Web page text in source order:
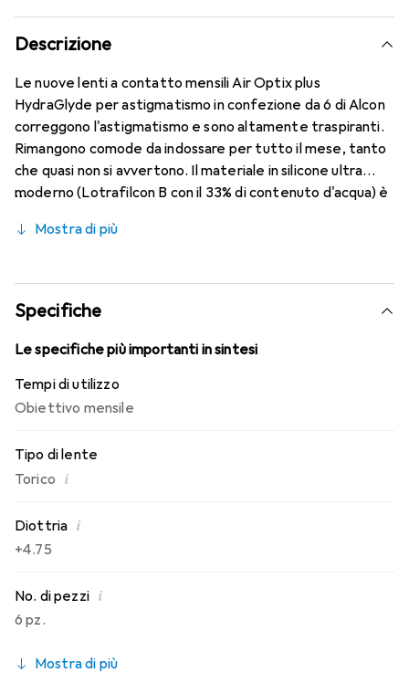
Descrizione
Le nuove lenti a contatto mensili Air Optix plus
HydraGlyde per astigmatismo in confezione da 6 di Alcon
correggono l'astigmatismo e sono altamente traspiranti.
Rimangono comode da indossare per tutto il mese, tanto
che quasi non si avvertono. Il materiale in silicone ultra
moderno (Lotrafilcon B con il 33% di contenuto d'acqua) è
Matrix e la conosciuta tecnologia SmartShield,
conosci. Comfort e assenza di fastidi per tutto il giorno
con queste lenti mensili.
Mostra di più
Specifiche
Le specifiche più importanti in sintesi
Tempi di utilizzo
Obiettivo mensile
Tipo di lente
Torico i
Diottria i
+4.75
No. di pezzi i
6 pz.
Mostra di più